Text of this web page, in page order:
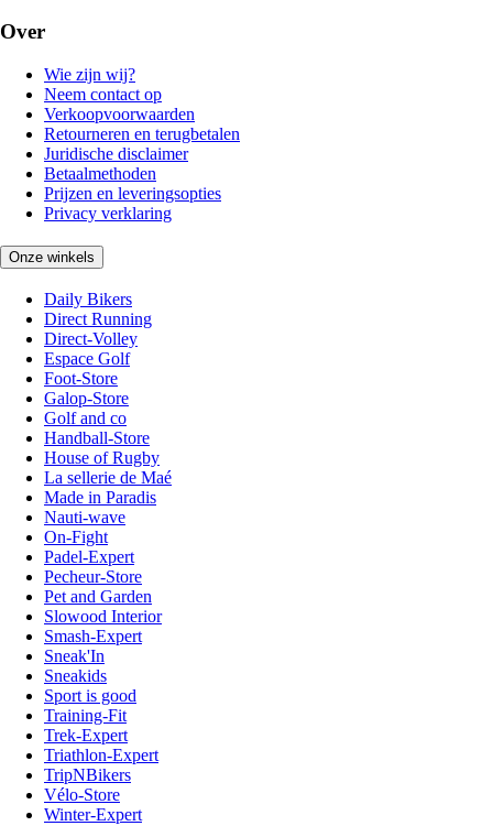
Over
Wie zijn wij?
Neem contact op
Verkoopvoorwaarden
Retourneren en terugbetalen
Juridische disclaimer
Betaalmethoden
Prijzen en leveringsopties
Privacy verklaring
Onze winkels
Daily Bikers
Direct Running
Direct-Volley
Espace Golf
Foot-Store
Galop-Store
Golf and co
Handball-Store
House of Rugby
La sellerie de Maé
Made in Paradis
Nauti-wave
On-Fight
Padel-Expert
Pecheur-Store
Pet and Garden
Slowood Interior
Smash-Expert
Sneak'In
Sneakids
Sport is good
Training-Fit
Trek-Expert
Triathlon-Expert
TripNBikers
Vélo-Store
Winter-Expert